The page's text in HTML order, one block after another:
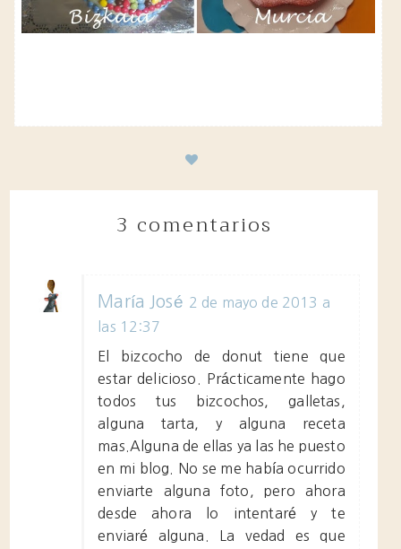
3 comentarios
María José 2 de mayo de 2013 a
las 12:37
El bizcocho de donut tiene que
estar delicioso. Prácticamente hago
todos tus bizcochos, galletas,
alguna tarta, y alguna receta
mas.Alguna de ellas ya las he puesto
en mi blog. No se me había ocurrido
enviarte alguna foto, pero ahora
desde ahora lo intentaré y te
enviaré alguna. La vedad es que